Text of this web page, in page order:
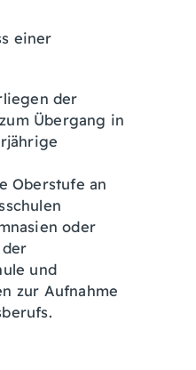
einer
der
Übergang in
Oberstufe an
oder
und
zur Aufnahme